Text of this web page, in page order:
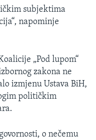
subjektima
napominje
„Pod lupom“
zakona ne
izmjenu Ustava BiH,
političkim
o nečemu